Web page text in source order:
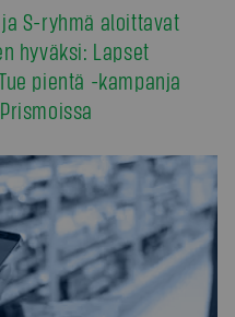
S-ryhmä aloittavat
hyväksi: Lapset
pientä -kampanja